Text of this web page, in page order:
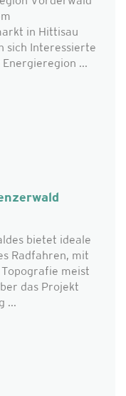
in Hittisau
sich Interessierte
...
bietet ideale
Radfahren, mit
meist
das Projekt
...